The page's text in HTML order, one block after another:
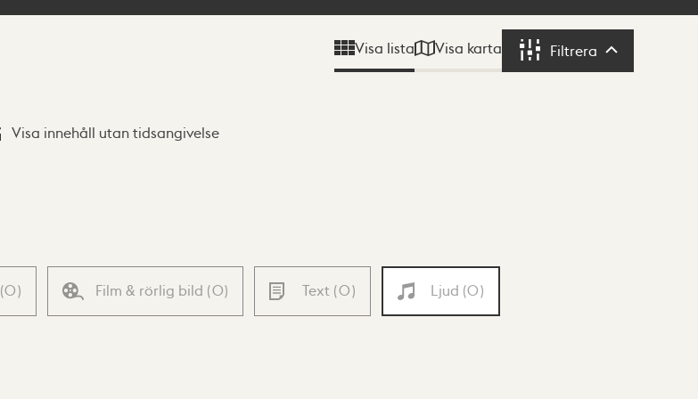
Visa lista Visa karta Filtrera Filtrera
Visa innehåll utan tidsangivelse
(0) Film & rörlig bild (0) Text (0) Ljud (0)